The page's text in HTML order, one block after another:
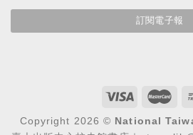
Copyright 2026 © National